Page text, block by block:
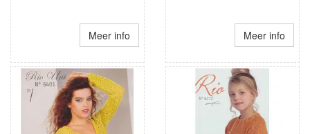
Meer info Meer info